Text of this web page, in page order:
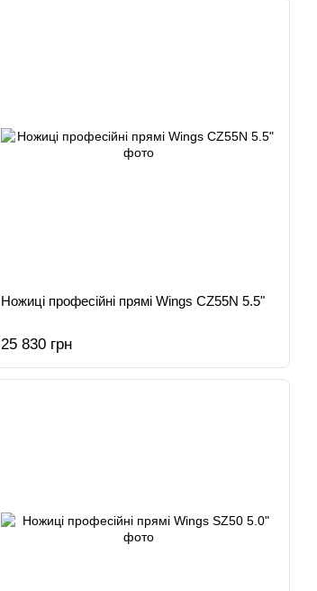
Ножиці професійні прямі Wings CZ55N 5.5"
25 830 грн